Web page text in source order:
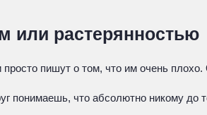
или растерянностью
пишут о том, что им очень
понимаешь, что абсолютно никому до